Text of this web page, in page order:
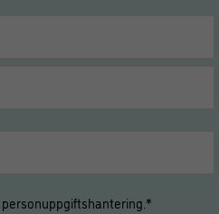
personuppgiftshantering.*